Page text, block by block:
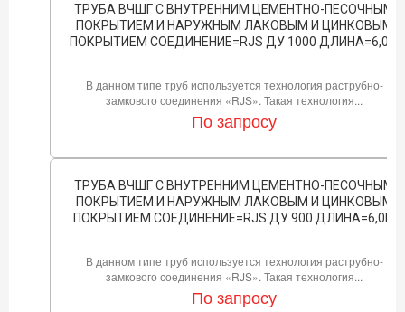
ТРУБА ВЧШГ С ВНУТРЕННИМ ЦЕМЕНТНО-ПЕСОЧНЫМ
ПОКРЫТИЕМ И НАРУЖНЫМ ЛАКОВЫМ И ЦИНКОВЫМ
ПОКРЫТИЕМ СОЕДИНЕНИЕ=RJS ДУ 1000 ДЛИНА=6,0М
В данном типе труб используется технология раструбно-
замкового соединения «RJS». Такая технология...
По запросу
ТРУБА ВЧШГ С ВНУТРЕННИМ ЦЕМЕНТНО-ПЕСОЧНЫМ
ПОКРЫТИЕМ И НАРУЖНЫМ ЛАКОВЫМ И ЦИНКОВЫМ
ПОКРЫТИЕМ СОЕДИНЕНИЕ=RJS ДУ 900 ДЛИНА=6,0М
В данном типе труб используется технология раструбно-
замкового соединения «RJS». Такая технология...
По запросу